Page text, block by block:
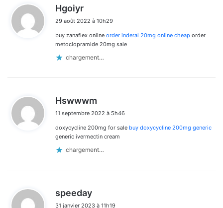
Hgoiyr
t
:
29 août 2022 à 10h29
buy zanaflex online order inderal 20mg online cheap order
metoclopramide 20mg sale
chargement…
Hswwwm
t
:
11 septembre 2022 à 5h46
doxycycline 200mg for sale buy doxycycline 200mg generic
generic ivermectin cream
chargement…
speeday
31 janvier 2023 à 11h19